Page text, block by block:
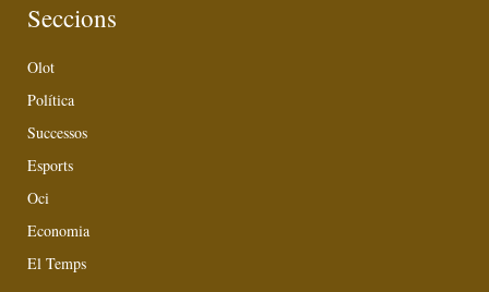
Seccions
Olot
Política
Successos
Esports
Oci
Economia
El Temps